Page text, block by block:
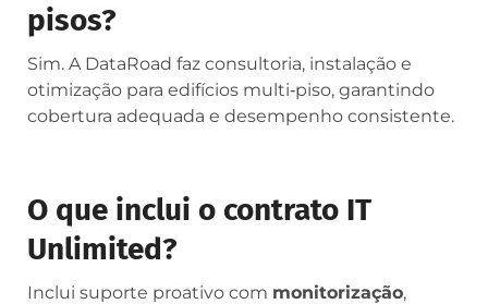
pisos?
Sim. A DataRoad faz consultoria, instalação e
otimização para edifícios multi‑piso, garantindo
cobertura adequada e desempenho consistente.
O que inclui o contrato IT
Unlimited?
Inclui suporte proativo com monitorização,